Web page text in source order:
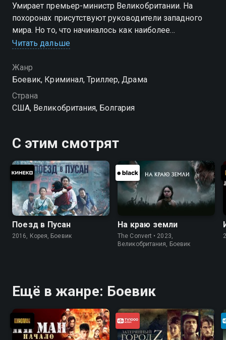
Умирает премьер-министр Великобритании. На
похоронах присутствуют руководители западного
мира. Но то, что начиналось как наиболее
безопасное событие на земле, превращается в
лидеров
Читать дальше
Жанр
Боевик, Криминал, Триллер, Драма
Страна
США, Великобритания, Болгария
С этим смотрят
Поезд в Пусан
2016, Корея, Боевик
На краю земли
The Convert • 2023,
Великобритания, Боевик
Ещё в жанре: Боевик